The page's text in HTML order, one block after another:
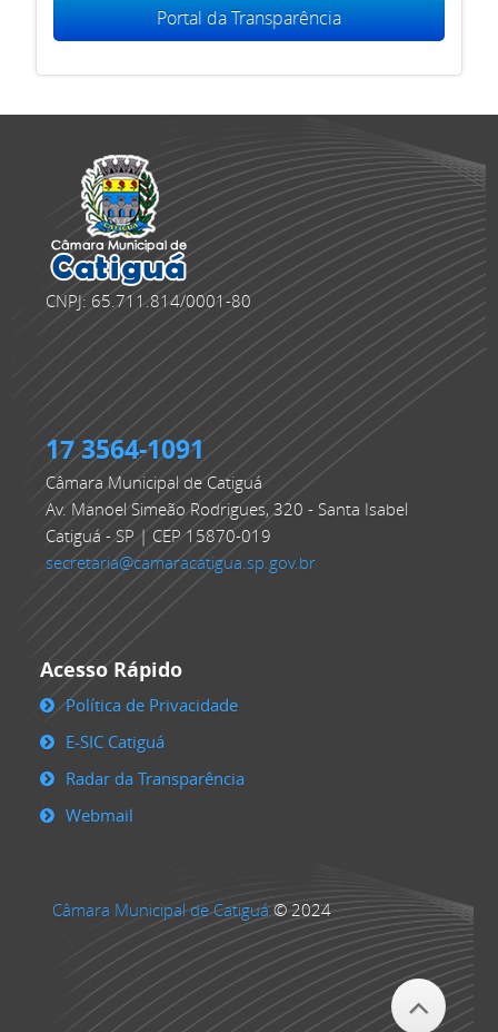
Portal da Transparência
CNPJ: 65.711.814/0001-80
17 3564-1091
Câmara Municipal de Catiguá
Av. Manoel Simeão Rodrigues, 320 - Santa Isabel
Catiguá - SP | CEP 15870-019
secretaria@camaracatigua.sp.gov.br
Acesso Rápido
Política de Privacidade
E-SIC Catiguá
Radar da Transparência
Webmail
Câmara Municipal de Catiguá© 2024